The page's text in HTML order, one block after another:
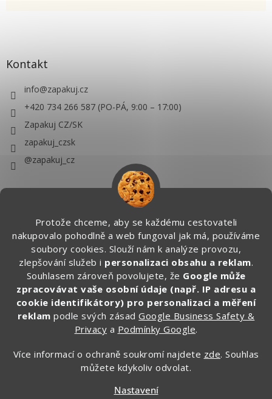
Protože chceme, aby se každému cestovateli
nakupovalo pohodlně a web fungoval jak má, používáme
soubory cookies. Slouží nám k analýze provozu,
zlepšování služeb i personalizaci obsahu a reklam.
Souhlasem zároveň povolujete, že Google může
zpracovávat vaše osobní údaje (např. IP adresu a
cookie identifikátory) pro personalizaci a měření
reklam podle svých zásadGoogle Business Safety &
Privacy a Podmínky Google.
Více informací o ochraně soukromí najdete zde. Souhlas
můžete kdykoliv odvolat.
Nastavení
Kontakt
info@zapakuj.cz
+420 734 266 587 (PO-PÁ, 9:00 – 17:00)
Zapakuj CZ/SK
zapakuj_czsk
@zapakuj_cz
Vytvořil Shoptet